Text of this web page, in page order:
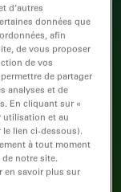
d’autres
données que
afin
de vous proposer
de vos
de partager
analyses et de
En cliquant sur «
utilisation et au
le lien ci-dessous).
à tout moment
notre site.
en savoir plus sur